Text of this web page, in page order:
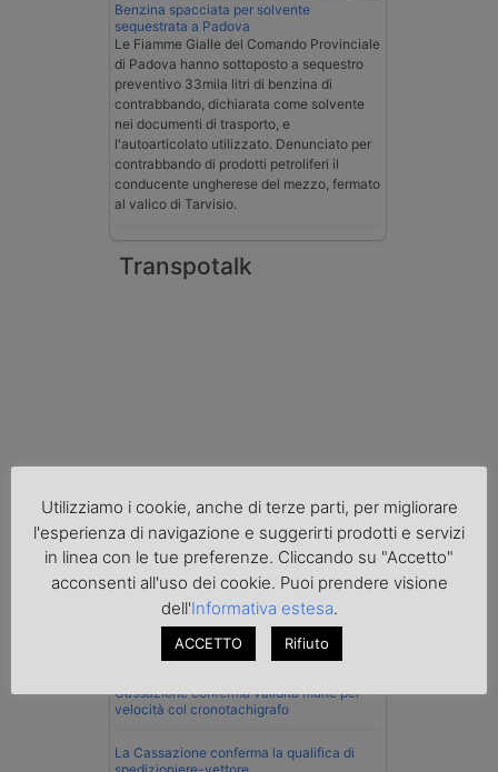
Benzina spacciata per solvente
sequestrata a Padova
Le Fiamme Gialle del Comando Provinciale
di Padova hanno sottoposto a sequestro
preventivo 33mila litri di benzina di
contrabbando, dichiarata come solvente
nei documenti di trasporto, e
l'autoarticolato utilizzato. Denunciato per
contrabbando di prodotti petroliferi il
conducente ungherese del mezzo, fermato
al valico di Tarvisio.
Transpotalk
Normativa
La riforma del Codice della Strada punta
sull’autotrasporto
col muletto
Cassazione conferma validità multe per
velocità col cronotachigrafo
La Cassazione conferma la qualifica di
Utilizziamo i cookie, anche di terze parti, per migliorare
l'esperienza di navigazione e suggerirti prodotti e servizi
in linea con le tue preferenze. Cliccando su "Accetto"
acconsenti all'uso dei cookie. Puoi prendere visione
dell'Informativa estesa.
ACCETTO Rifiuto